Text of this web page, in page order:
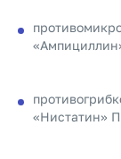
«Нистатин»